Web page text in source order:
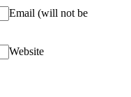
Email (will not be
Website